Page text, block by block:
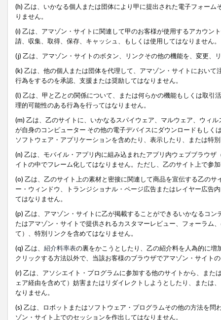
(h) 乙は、いかなる個人または団体により甲に提出された電子フォー
りません。
(i) 乙は、アマゾン・サイトに関連して甲のお客様が使用するアカウン
請、収集、取得、保存、キャッシュ、もしくは使用してはなりません。
(j) 乙は、アマゾン・サイトのボタン、リンクその他の機能を、変更、
(k) 乙は、他の個人または団体を代理して、アマゾン・サイトにおい
行為をするのを承認、支援または奨励してはなりません。
(l) 乙は、甲と乙との関係について、または何らかの機能もしくは取
理的可能性のある行為を行ってはなりません。
(m) 乙は、乙のサイトに、いかなるスパイウェア、マルウェア、ウィ
が自身のコンピューター その他の電子デバイスにダウンロードもし
ソフトウェア・アプリケーションを含めたり、表示したり、または特
(n) 乙は、モバイル・アプリ内に組み込まれたアプリ内ウェブブラウ
イトの中でフレーム化してはなりません。ただし、乙のサイト上で参
(o) 乙は、乙のサイト上の素材と密接に関連して商品を宣伝する乙の
ー・ウィンドウ、トランジショナル・ページ広告またはレイヤー広告
てはなりません。
(p) 乙は、アマゾン・サイトに乙が掲載することができるいかなるコ
たはアマゾン・サイトで提供されるカスタマーレビュー、フォーラム
て）、特別リンクを含めてはなりません。
(q) 乙は、 紹介料率表の裏をかこうとしたり、乙の紹介料を人為的に
クリックする方法以外で、当該お客様のブラウザでアマゾン・サイト
(r) 乙は、アソシエイト・プログラムに参加する他のサイトから、ま
ェア経由を含めて）妨害またはリダイレクトしようとしたり、または
なりません。
(s) 乙は、ロボットまたはソフトウェア・プログラムその他の方法を
ゾン・サイト上でのセッションを作出してはなりません。